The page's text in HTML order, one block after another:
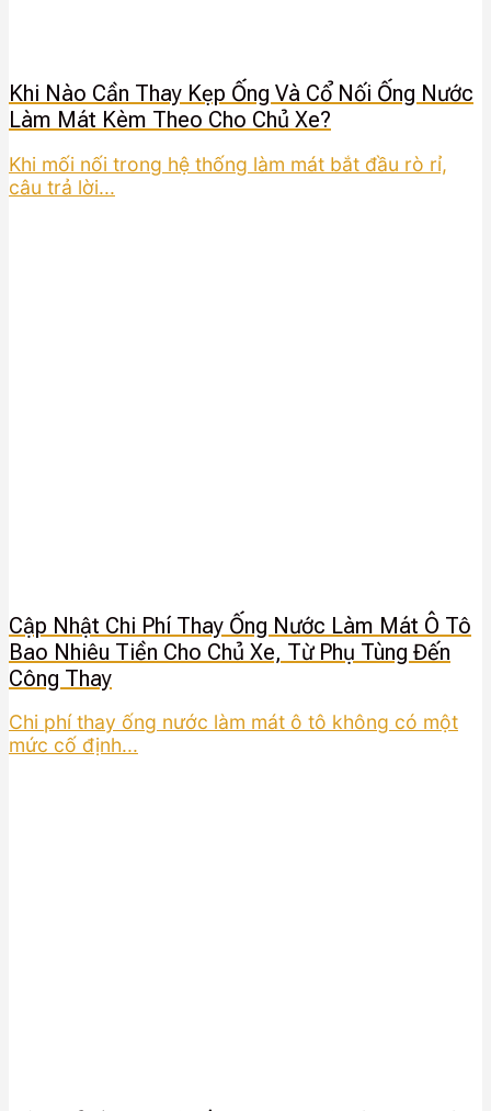
Khi Nào Cần Thay Kẹp Ống Và Cổ Nối Ống Nước
Làm Mát Kèm Theo Cho Chủ Xe?
Khi mối nối trong hệ thống làm mát bắt đầu rò rỉ,
câu trả lời...
Cập Nhật Chi Phí Thay Ống Nước Làm Mát Ô Tô
Bao Nhiêu Tiền Cho Chủ Xe, Từ Phụ Tùng Đến
Công Thay
Chi phí thay ống nước làm mát ô tô không có một
mức cố định...